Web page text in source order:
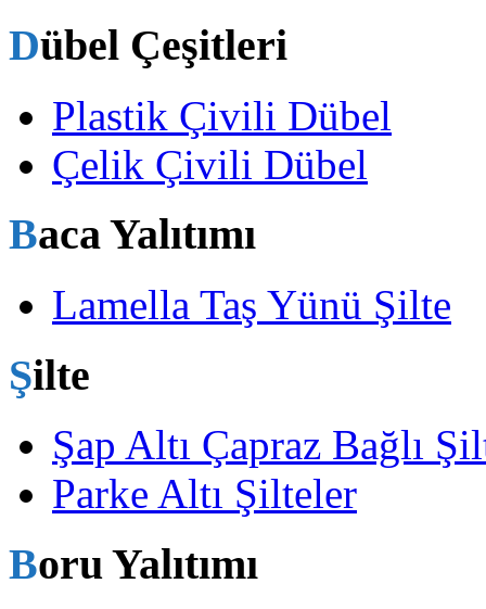
Dübel Çeşitleri
Plastik Çivili Dübel
Çelik Çivili Dübel
Baca Yalıtımı
Lamella Taş Yünü Şilte
Şilte
Şap Altı Çapraz Bağlı
Parke Altı Şilteler
Boru Yalıtımı